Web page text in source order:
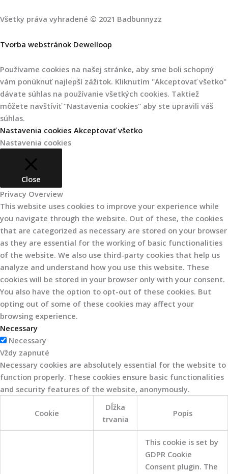
Všetky práva vyhradené © 2021 Badbunnyzz
Tvorba webstránok Dewelloop
Používame cookies na našej stránke, aby sme boli schopný
vám ponúknuť najlepší zážitok. Kliknutím "Akceptovať všetko"
dávate súhlas na používanie všetkých cookies. Taktiež
môžete navštíviť "Nastavenia cookies" aby ste upravili váš
súhlas.
Nastavenia cookies Akceptovať všetko
Nastavenia cookies
Close
Privacy Overview
This website uses cookies to improve your experience while
you navigate through the website. Out of these, the cookies
that are categorized as necessary are stored on your browser
as they are essential for the working of basic functionalities
of the website. We also use third-party cookies that help us
analyze and understand how you use this website. These
cookies will be stored in your browser only with your consent.
You also have the option to opt-out of these cookies. But
opting out of some of these cookies may affect your
browsing experience.
Necessary
Necessary
Vždy zapnuté
Necessary cookies are absolutely essential for the website to
function properly. These cookies ensure basic functionalities
and security features of the website, anonymously.
Cookie
Dĺžka
trvania
Popis
This cookie is set by
GDPR Cookie
Consent plugin. The